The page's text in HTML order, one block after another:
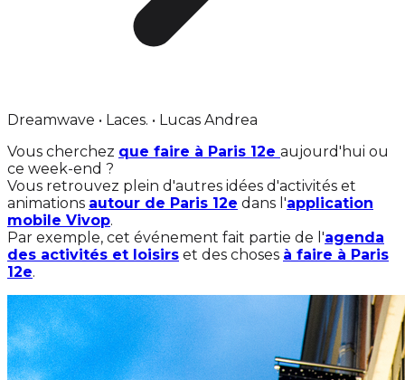
Dreamwave • Laces. • Lucas Andrea
Vous cherchez que faire à Paris 12e aujourd'hui ou
ce week-end ?
Vous retrouvez plein d'autres idées d'activités et
animations autour de Paris 12e dans l'application
mobile Vivop.
Par exemple, cet événement fait partie de l'agenda
des activités et loisirs et des choses à faire à Paris
12e.